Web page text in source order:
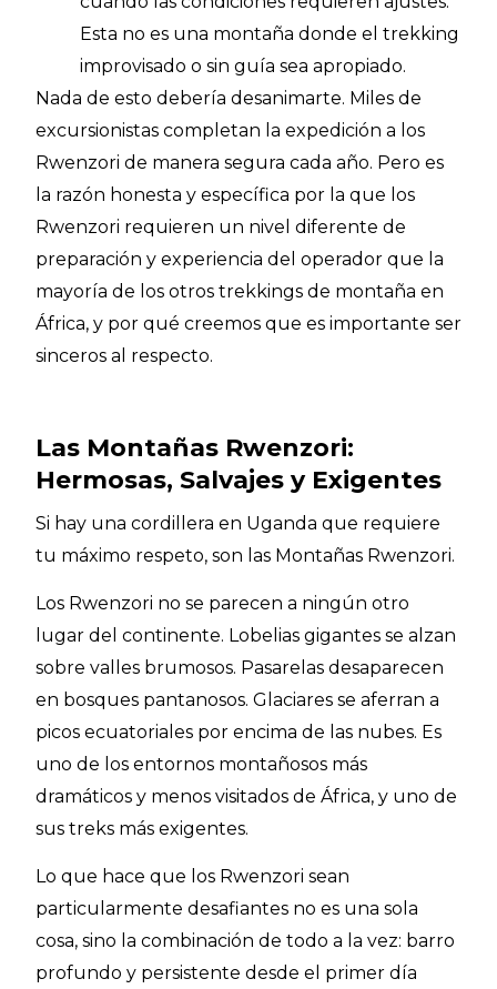
Esta no es una montaña donde el trekking
improvisado o sin guía sea apropiado.
Nada de esto debería desanimarte. Miles de
excursionistas completan la expedición a los
Rwenzori de manera segura cada año. Pero es
la razón honesta y específica por la que los
Rwenzori requieren un nivel diferente de
preparación y experiencia del operador que la
mayoría de los otros trekkings de montaña en
África, y por qué creemos que es importante ser
sinceros al respecto.
Las Montañas Rwenzori:
Hermosas, Salvajes y Exigentes
Si hay una cordillera en Uganda que requiere
tu máximo respeto, son las Montañas Rwenzori.
Los Rwenzori no se parecen a ningún otro
lugar del continente. Lobelias gigantes se alzan
sobre valles brumosos. Pasarelas desaparecen
en bosques pantanosos. Glaciares se aferran a
picos ecuatoriales por encima de las nubes. Es
uno de los entornos montañosos más
dramáticos y menos visitados de África, y uno de
sus treks más exigentes.
Lo que hace que los Rwenzori sean
particularmente desafiantes no es una sola
cosa, sino la combinación de todo a la vez: barro
profundo y persistente desde el primer día